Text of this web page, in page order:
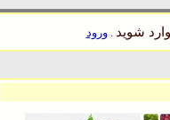
شوید .ورود